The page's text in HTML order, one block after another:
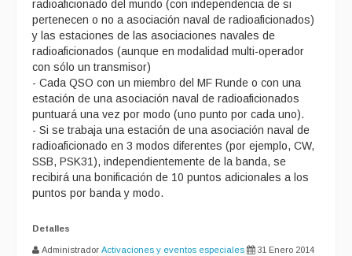
radioaficionado del mundo (con independencia de si
pertenecen o no a asociación naval de radioaficionados)
y las estaciones de las asociaciones navales de
radioaficionados (aunque en modalidad multi-operador
con sólo un transmisor)
- Cada QSO con un miembro del MF Runde o con una
estación de una asociación naval de radioaficionados
puntuará una vez por modo (uno punto por cada uno).
- Si se trabaja una estación de una asociación naval de
radioaficionado en 3 modos diferentes (por ejemplo, CW,
SSB, PSK31), independientemente de la banda, se
recibirá una bonificación de 10 puntos adicionales a los
puntos por banda y modo.
Detalles
Administrador Activaciones y eventos especiales
31 Enero 2014